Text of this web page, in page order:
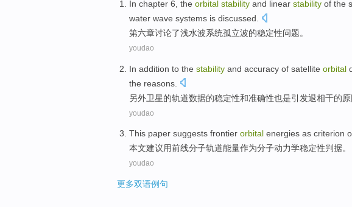
In chapter 6 , the orbital stability and linear stability of the
water wave systems is discussed
第六章讨论了浅水波系统孤立波的稳定性问题。
youdao
In addition to the stability and accuracy of satellite orbital
the reasons
另外卫星的轨道数据的稳定性和准确性也是引发退相干的
youdao
This paper suggests frontier orbital energies as criterion
本文建议用前线分子轨道能量作为分子动力学稳定性判据。
youdao
更多双语例句